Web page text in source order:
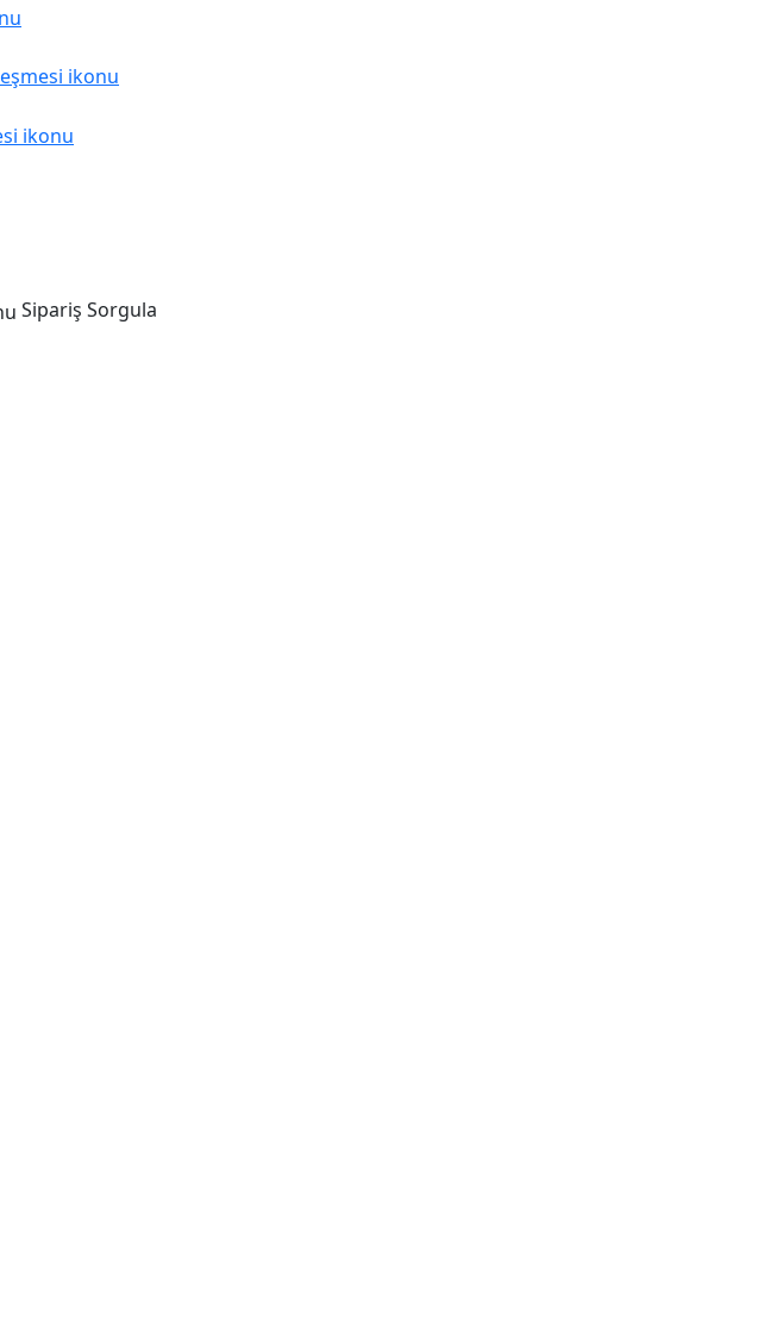
Sipariş Sorgula